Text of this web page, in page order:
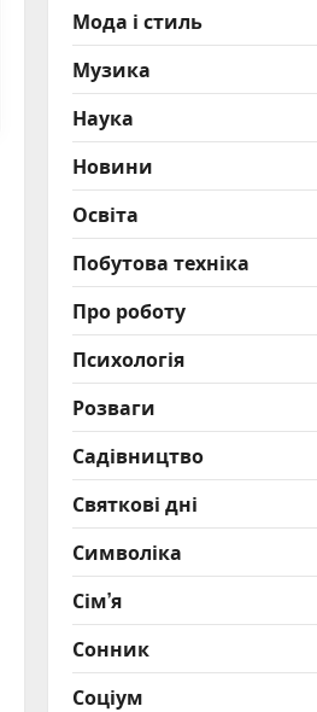
Мода і стиль
Музика
Наука
Новини
Освіта
Побутова техніка
Про роботу
Психологія
Розваги
Садівництво
Святкові дні
Символіка
Сім’я
Сонник
Соціум